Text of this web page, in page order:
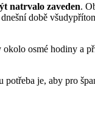
natrvalo zaveden.
době
okolo osmé hodiny a
je, aby pro